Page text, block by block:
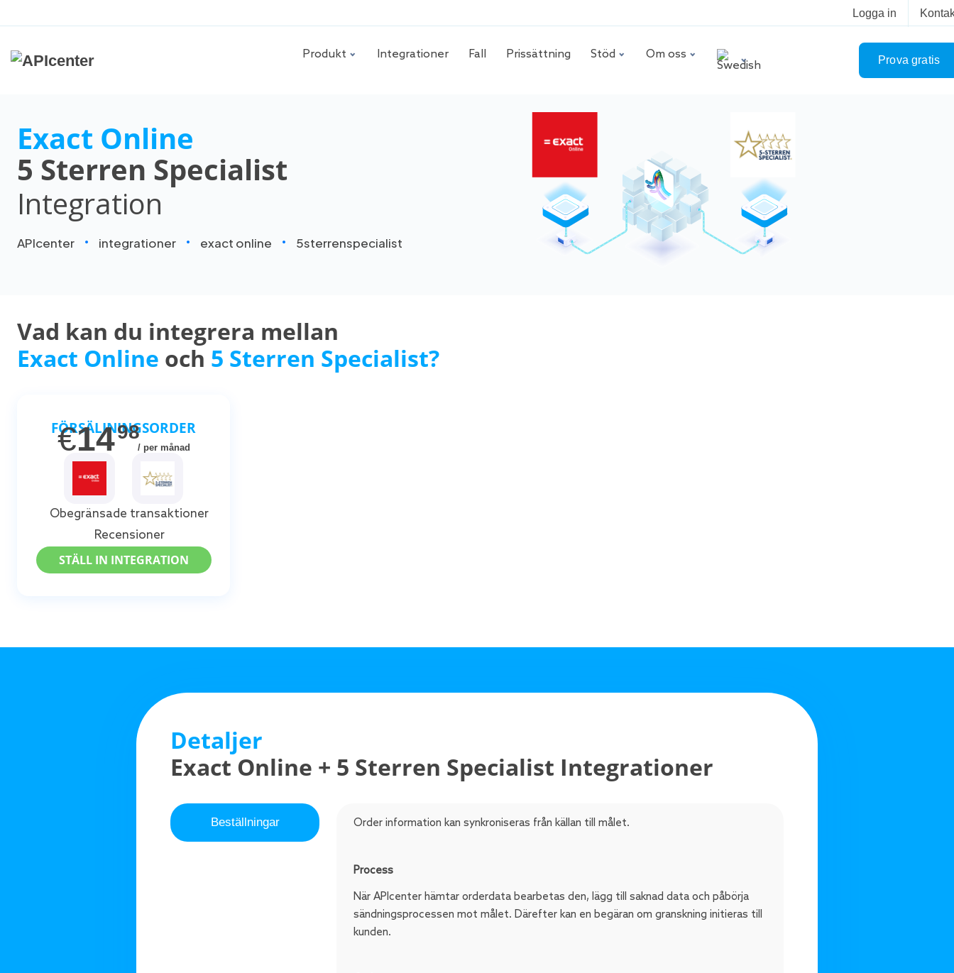
Logga in
Produkt Integrationer Fall Prissättning Stöd Om oss Prova gratis
Exact Online
5 Sterren Specialist
Integration
APIcenter integrationer exact online 5sterrenspecialist
Vad kan du integrera mellan
Exact Online och 5 Sterren Specialist?
FÖRSÄLJNINGSORDER
€1498
/ per månad
Obegränsade transaktioner
Recensioner
STÄLL IN INTEGRATION
Detaljer
Exact Online + 5 Sterren Specialist Integrationer
Beställningar Order information kan synkroniseras från källan till målet.
Process
När APIcenter hämtar orderdata bearbetas den, lägg till saknad data och påbörja
sändningsprocessen mot målet. Därefter kan en begäran om granskning initieras till
kunden.